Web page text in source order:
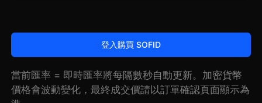
登入購買 SOFID
當前匯率 = 即時匯率將每隔數秒自動更新。加密貨幣
價格會波動變化，最終成交價請以訂單確認頁面顯示為